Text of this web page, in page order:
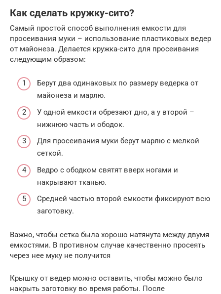
Как сделать кружку-сито?
Самый простой способ выполнения емкости для
просеивания муки – использование пластиковых ведер
от майонеза. Делается кружка-сито для просеивания
следующим образом:
Берут два одинаковых по размеру ведерка от
майонеза и марлю.
У одной емкости обрезают дно, а у второй –
нижнюю часть и ободок.
Для просеивания муки берут марлю с мелкой
сеткой.
Ведро с ободком святят вверх ногами и
накрывают тканью.
Средней частью второй емкости фиксируют всю
заготовку.
Важно, чтобы сетка была хорошо натянута между двумя
емкостями. В противном случае качественно просеять
через нее муку не получится
Крышку от ведер можно оставить, чтобы можно было
накрыть заготовку во время работы. После